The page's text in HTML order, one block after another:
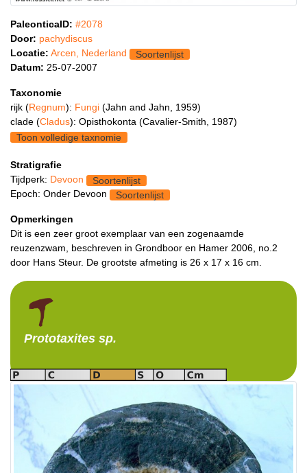
PaleonticaID: #2078
Door: pachydiscus
Locatie: Arcen, Nederland
Soortenlijst
Datum: 25-07-2007
Taxonomie
rijk (Regnum): Fungi (Jahn and Jahn, 1959)
clade (Cladus): Opisthokonta (Cavalier-Smith, 1987)
Toon volledige taxnomie
Stratigrafie
Tijdperk: Devoon
Soortenlijst
Epoch: Onder Devoon
Soortenlijst
Opmerkingen
Dit is een zeer groot exemplaar van een zogenaamde
reuzenzwam, beschreven in Grondboor en Hamer 2006, no.2
door Hans Steur. De grootste afmeting is 26 x 17 x 16 cm.
Prototaxites sp.